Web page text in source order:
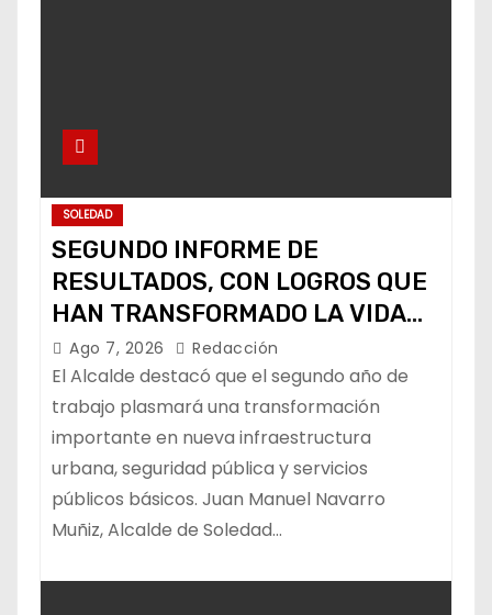
SOLEDAD
SEGUNDO INFORME DE
RESULTADOS, CON LOGROS QUE
HAN TRANSFORMADO LA VIDA
DE LOS SOLEDENSES: JUAN
MANUEL NAVARRO
Ago 7, 2026 Redacción
El Alcalde destacó que el segundo año de
trabajo plasmará una transformación
importante en nueva infraestructura
urbana, seguridad pública y servicios
públicos básicos. Juan Manuel Navarro
Muñiz, Alcalde de Soledad…